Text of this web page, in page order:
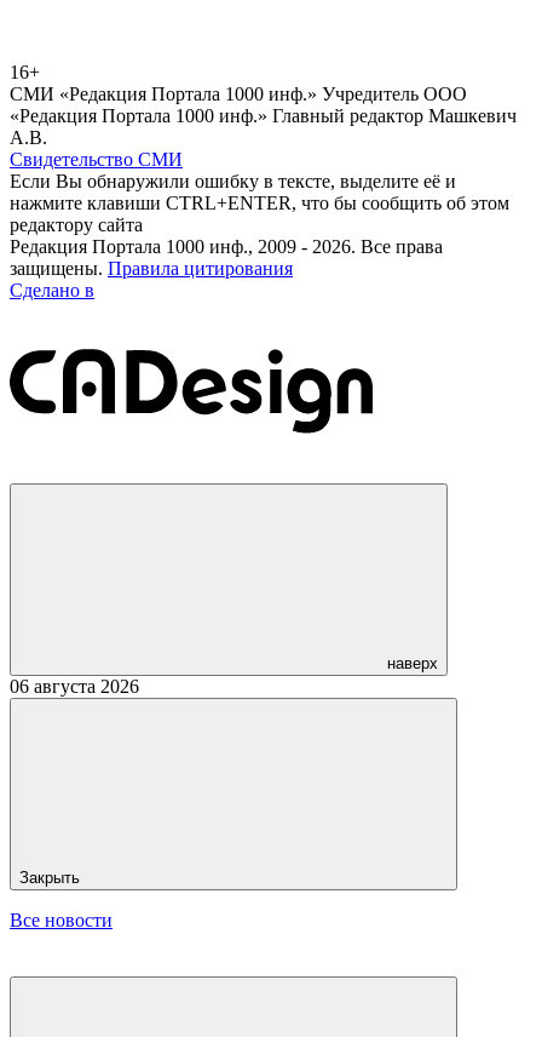
16+
СМИ «Редакция Портала 1000 инф.» Учредитель ООО
«Редакция Портала 1000 инф.» Главный редактор Машкевич
А.В.
Свидетельство СМИ
Если Вы обнаружили ошибку в тексте, выделите её и
нажмите клавиши CTRL+ENTER, что бы сообщить об этом
редактору сайта
Редакция Портала 1000 инф., 2009 - 2026. Все права
защищены. Правила цитирования
Сделано в
наверх
06 августа 2026
Закрыть
Все новости